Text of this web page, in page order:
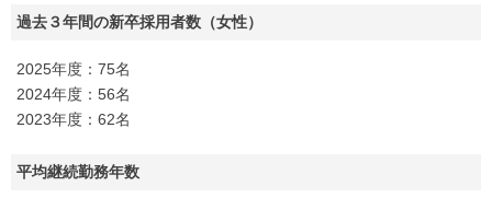
過去３年間の新卒採用者数（女性）
2025年度：75名
2024年度：56名
2023年度：62名
平均継続勤務年数